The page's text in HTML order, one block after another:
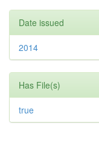
Date issued
2014
Has File(s)
true